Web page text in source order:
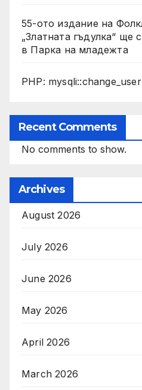
55-ото издание на
„Златната гъдулка“
в Парка на младежта
PHP:
Recent Comments
No comments to show.
Archives
August 2026
July 2026
June 2026
May 2026
April 2026
March 2026